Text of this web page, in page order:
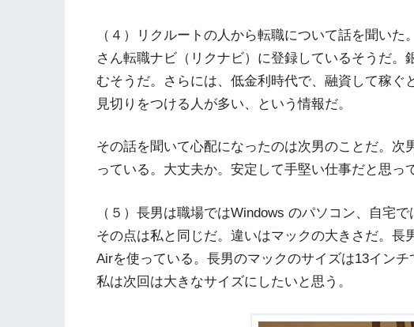
（４）リクルートの人から転職について話を聞い
さん転職ナビ（リクナビ）に登録しているそうだ。
むそうだ。さらには、低金利時代で、融資して稼ぐ
見切りをつける人が多い、という情報だ。
その話を聞いて心配になったのは次男のことだ。次
っている。大丈夫か。安定して手堅い仕事だと思っ
（５）長男は職場ではWindows のパソコン、自宅
その点は私と同じだ。違いはマックの大きさだ。長
Airを使っている。長男のマックのサイズは13インチ
私は次回は大きなサイズにしたいと思う。